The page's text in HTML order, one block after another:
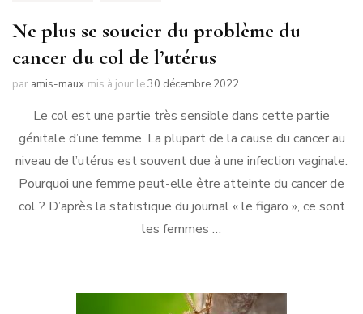
Ne plus se soucier du problème du
cancer du col de l’utérus
par amis-maux mis à jour le30 décembre 2022
Le col est une partie très sensible dans cette partie
génitale d’une femme. La plupart de la cause du cancer au
niveau de l’utérus est souvent due à une infection vaginale.
Pourquoi une femme peut-elle être atteinte du cancer de
col ? D’après la statistique du journal « le figaro », ce sont
les femmes …